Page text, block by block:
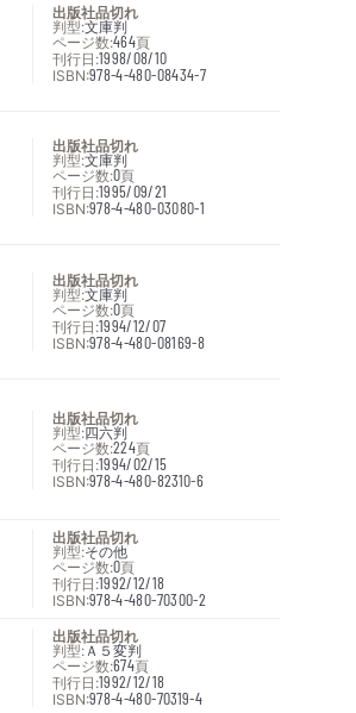
出版社品切れ
判型:文庫判
ページ数:464頁
刊行日:1998/08/10
ISBN:978-4-480-08434-7
出版社品切れ
判型:文庫判
ページ数:0頁
刊行日:1995/09/21
ISBN:978-4-480-03080-1
出版社品切れ
判型:文庫判
ページ数:0頁
刊行日:1994/12/07
ISBN:978-4-480-08169-8
出版社品切れ
判型:四六判
ページ数:224頁
刊行日:1994/02/15
ISBN:978-4-480-82310-6
出版社品切れ
判型:その他
ページ数:0頁
刊行日:1992/12/18
ISBN:978-4-480-70300-2
出版社品切れ
判型:Ａ５変判
ページ数:674頁
刊行日:1992/12/18
ISBN:978-4-480-70319-4